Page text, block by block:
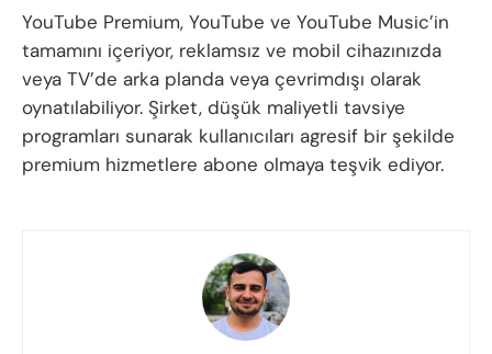
YouTube Premium, YouTube ve YouTube Music’in
tamamını içeriyor, reklamsız ve mobil cihazınızda
veya TV’de arka planda veya çevrimdışı olarak
oynatılabiliyor. Şirket, düşük maliyetli tavsiye
programları sunarak kullanıcıları agresif bir şekilde
premium hizmetlere abone olmaya teşvik ediyor.